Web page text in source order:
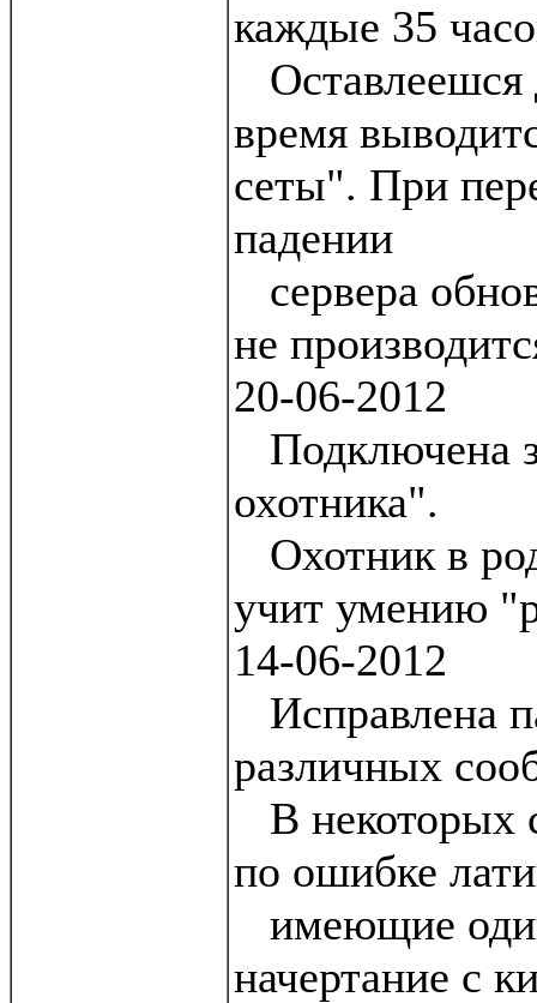
каждые 35
Оставлеешся
время
сеты". При
падении
сервера
не
20-06-2012
Подключена
охотника".
Охотник в
учит умению
14-06-2012
Исправлена
различных
В некоторых
по ошибке
имеющие
начертание с